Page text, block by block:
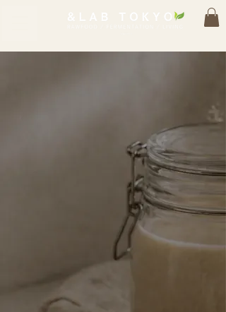
体でわかる
人になる。
発酵プランナー
養成講座